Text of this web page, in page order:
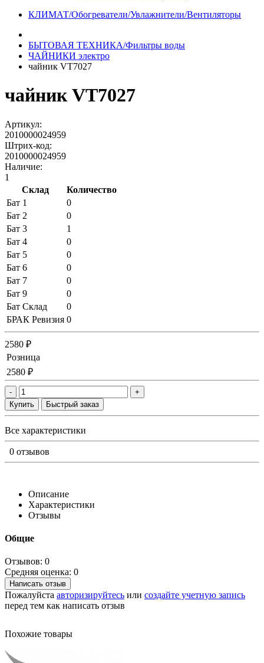
КЛИМАТ/Обогреватели/Увлажнители/Вентиляторы
БЫТОВАЯ ТЕХНИКА/Фильтры воды
ЧАЙНИКИ электро
чайник VT7027
чайник VT7027
Артикул:
2010000024959
Штрих-код:
2010000024959
Наличие:
1
Склад
Количество
Бат 1
0
Бат 2
0
Бат 3
1
Бат 4
0
Бат 5
0
Бат 6
0
Бат 7
0
Бат 9
0
Бат Склад
0
БРАК Ревизия 0
2580 ₽
Розница
2580 ₽
-
+
Купить
Быстрый заказ
Все характеристики
0 отзывов
Описание
Характеристики
Отзывы
Общие
Отзывов: 0
Средняя оценка: 0
Написать отзыв
Пожалуйста авторизируйтесь или создайте учетную запись
перед тем как написать отзыв
Похожие товары